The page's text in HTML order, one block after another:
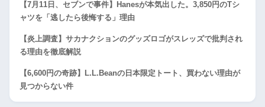
【7月11日、セブンで事件】Hanesが本気出した。3,850円のTシ
ャツを「逃したら後悔する」理由
【炎上調査】サカナクションのグッズロゴがスレッズで批判され
る理由を徹底解説
【6,600円の奇跡】L.L.Beanの日本限定トート、買わない理由が
見つからない件